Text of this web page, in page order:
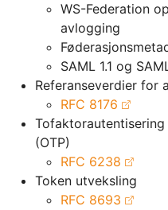
WS-Federation
avlogging
SAML 1.1 og
Referanseverdier for
RFC 8176
(OTP)
RFC 6238
Token utveksling
RFC 8693